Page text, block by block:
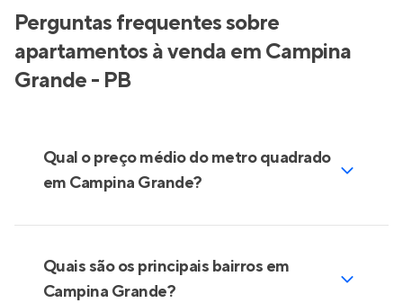
Perguntas frequentes sobre
apartamentos à venda em Campina
Grande - PB
Qual o preço médio do metro quadrado
em Campina Grande?
Quais são os principais bairros em
Campina Grande?